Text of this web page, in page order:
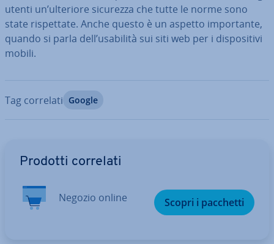
utenti un’ulteriore sicurezza che tutte le norme sono
state ri­spet­ta­te. Anche questo è un aspetto im­por­tan­te,
quando si parla dell’usabilità sui siti web per i di­spo­si­ti­vi
mobili.
Tag correlati Google
Prodotti correlati
Negozio online Scopri i pacchetti